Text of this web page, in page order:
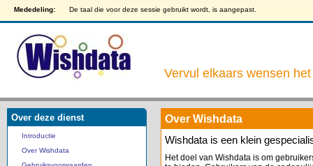
Mededeling: De taal die voor deze sessie gebruikt wordt, is aangepast.
Vervul elkaars wensen
Over deze dienst
Introductie
Over Wishdata
Over Wishdata
Wishdata is een klein
Het doel van Wishdata is om